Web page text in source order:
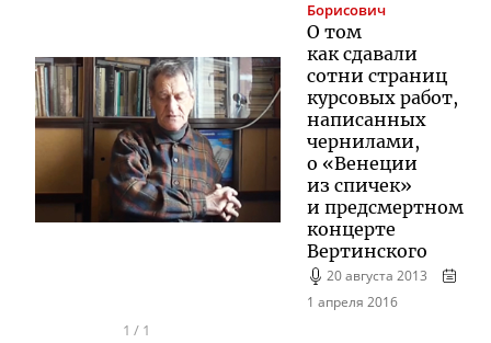
Борисович
О том
как сдавали
сотни страниц
курсовых работ,
написанных
чернилами,
о «Венеции
из спичек»
и предсмертном
концерте
Вертинского
20 августа 2013
1 апреля 2016
1 / 1